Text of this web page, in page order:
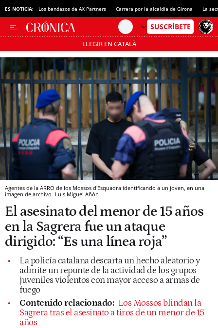
ES NOTICIA: Los bandazos de AX Partners Carrera por la alcaldía de Girona La
LLEGIR EN CATALÀ
Pásate al MODO AHORRO
Agentes de la ARRO de los Mossos d'Esquadra identificando a un joven, en una
imagen de archivo Luis Miguel Añón
El asesinato del menor de 15 años
en la Sagrera fue un ataque
dirigido: “Es una línea roja”
La policía catalana descarta un hecho aleatorio y
admite un repunte de la actividad de los grupos
juveniles violentos con mayor acceso a armas de
fuego
Contenido relacionado: Los Mossos blindan la
Sagrera tras el asesinato a tiros de un menor de 15
años